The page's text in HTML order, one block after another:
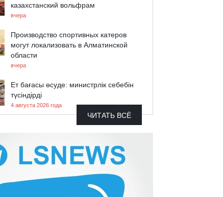
казахстанский вольфрам
вчера
Производство спортивных катеров
могут локализовать в Алматинской
области
вчера
Ет бағасы өсуде: министрлік себебін
түсіндірді
4 августа 2026 года
ЧИТАТЬ ВСЁ